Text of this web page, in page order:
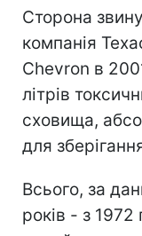
Сторона
компанія
Chevron в
літрів
сховища,
для
Всього, за
років - з